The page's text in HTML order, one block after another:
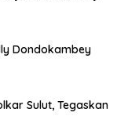
Dondokambey
Sulut, Tegaskan